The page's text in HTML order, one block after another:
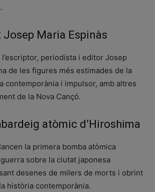
Josep Maria Espinàs
l’escriptor, periodista i editor Josep
de les figures més estimades de la
contemporània i impulsor, amb altres
de la Nova Cançó.
atòmic d’Hiroshima
la primera bomba atòmica
sobre la ciutat japonesa
desenes de milers de morts i obrint
història contemporània.